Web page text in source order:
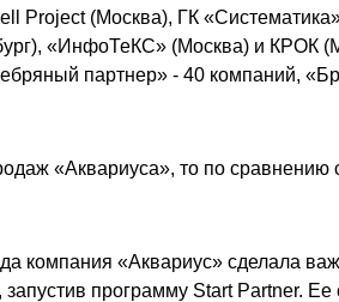
Project (Москва), ГК
«ИнфоТеКС» (Москва) и КРОК
партнер» - 40 компаний,
«Аквариуса», то по сравнению
компания «Аквариус» сделала
программу Start Partner. Ее